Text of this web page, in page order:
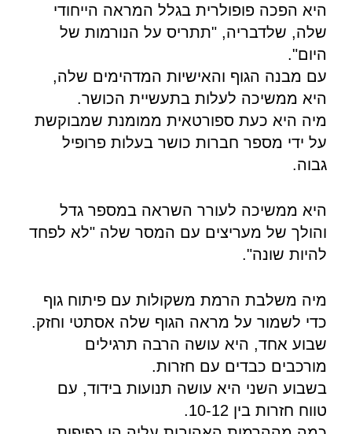
היא הפכה פופולרית בגלל המראה הייחודי
שלה, שלדבריה, "תתריס על הנורמות של
היום".
עם מבנה הגוף והאישיות המדהימים שלה,
היא ממשיכה לעלות בתעשיית הכושר.
מיה היא כעת ספורטאית ממומנת שמבוקשת
על ידי מספר חברות כושר בעלות פרופיל
גבוה.
היא ממשיכה לעורר השראה במספר גדל
והולך של מעריצים עם המסר שלה "לא לפחד
להיות שונה".
מיה משלבת הרמת משקולות עם פיתוח גוף
כדי לשמור על מראה הגוף שלה אסתטי וחזק.
שבוע אחד, היא עושה הרבה תרגילים
מורכבים כבדים עם חזרות.
בשבוע השני היא עושה תנועות בידוד, עם
טווח חזרות בין 10-12.